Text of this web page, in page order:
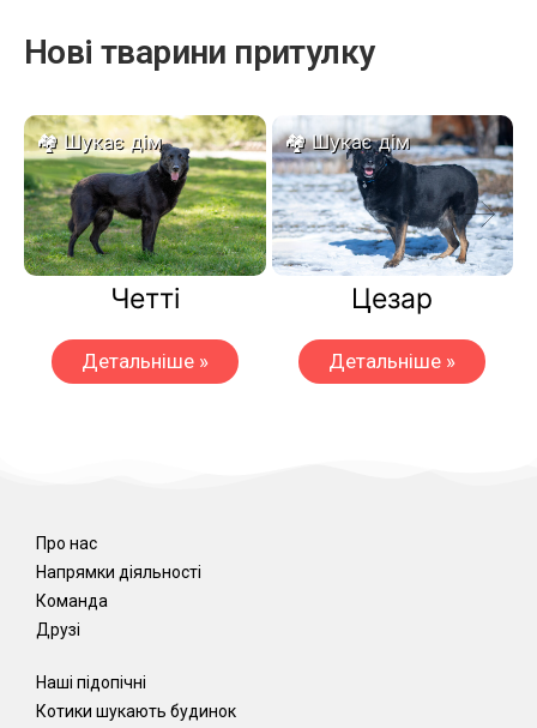
Нові тварини притулку
Шукає дім
Четті
Детальніше »
Шукає дім
Цезар
Детальніше »
Про нас
Напрямки діяльності
Команда
Друзі
Наші підопічні
Котики шукають будинок